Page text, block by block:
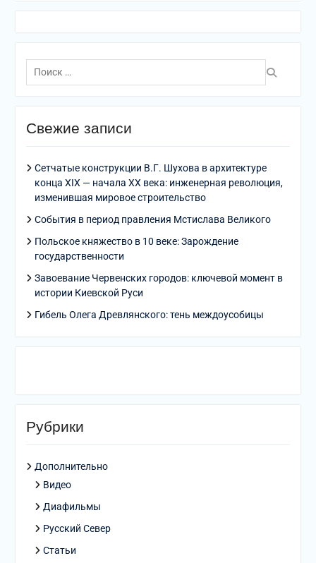
Поиск
по:
Свежие записи
Сетчатые конструкции В.Г. Шухова в архитектуре
конца XIX — начала XX века: инженерная революция,
изменившая мировое строительство
События в период правления Мстислава Великого
Польское княжество в 10 веке: Зарождение
государственности
Завоевание Червенских городов: ключевой момент в
истории Киевской Руси
Гибель Олега Древлянского: тень междоусобицы
Рубрики
Дополнительно
Видео
Диафильмы
Русский Север
Статьи